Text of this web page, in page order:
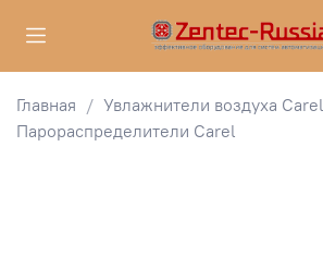
Главная Увлажнители воздуха Carel
Парораспределители Carel